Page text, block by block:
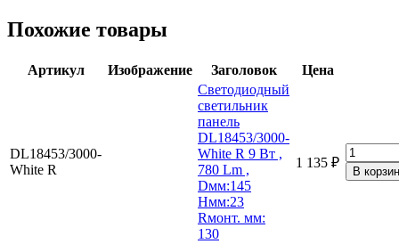
Похожие товары
Артикул Изображение Заголовок Цена
DL18453/3000-
White R
Светодиодный
светильник
панель
DL18453/3000-
White R 9 Вт ,
780 Lm ,
Dмм:145
Hмм:23
Rмонт. мм:
130
1 135 ₽